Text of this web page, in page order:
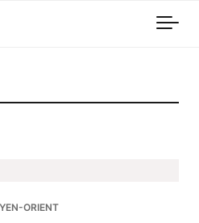
ORIENT